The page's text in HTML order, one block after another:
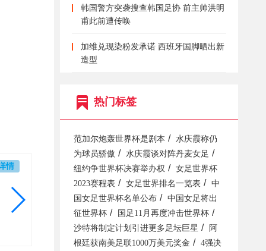
情
韩国警方突袭搜查韩国足协 前主帅洪明
甫此前遭传唤
加维兑现染粉发承诺 西班牙国脚晒出新
造型
热门标签
范加尔炮轰世界杯是剧本 /
水庆霞称仍
为球员骄傲 / 水庆霞谈对阵丹麦女足 /
纽约争世界杯决赛举办权 /
女足世界杯
2023赛程表 / 女足世界排名一览表 /
中
国女足世界杯名单公布 /
中国女足将出
征世界杯 / 国足11月再度冲击世界杯 /
沙特将制定计划引进更多足坛巨星 /
阿
根廷获南美足联1000万美元奖金 /
4强决